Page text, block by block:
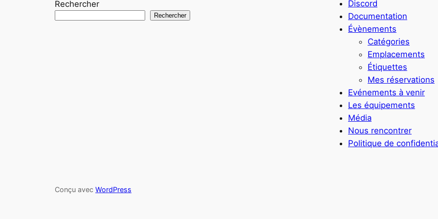
Rechercher
Rechercher
Discord
Documentation
Évènements
Catégories
Emplacements
Étiquettes
Mes réservations
Evénements à venir
Les équipements
Média
Nous rencontrer
Politique de
Conçu avec WordPress